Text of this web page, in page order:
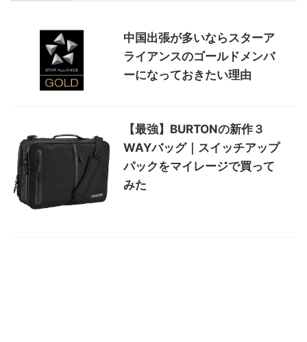
中国出張が多いならスターア
ライアンスのゴールドメンバ
ーになっておきたい理由
【最強】BURTONの新作３
WAYバッグ｜スイッチアップ
パックをマイレージで買って
みた